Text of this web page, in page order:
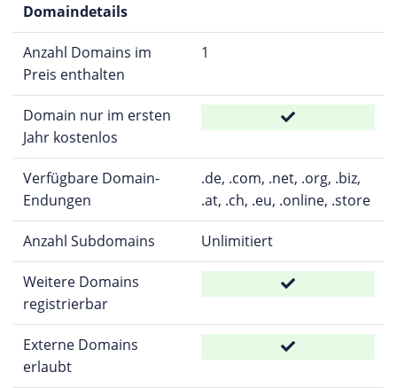
Domaindetails
Anzahl Domains im
Preis enthalten
1
Domain nur im ersten
Jahr kostenlos
Verfügbare Domain-
Endungen
.de, .com, .net, .org, .biz,
.at, .ch, .eu, .online, .store
Anzahl Subdomains Unlimitiert
Weitere Domains
registrierbar
Externe Domains
erlaubt